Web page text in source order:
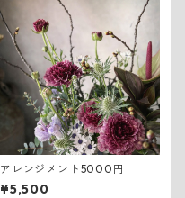
アレンジメント5000円
¥5,500